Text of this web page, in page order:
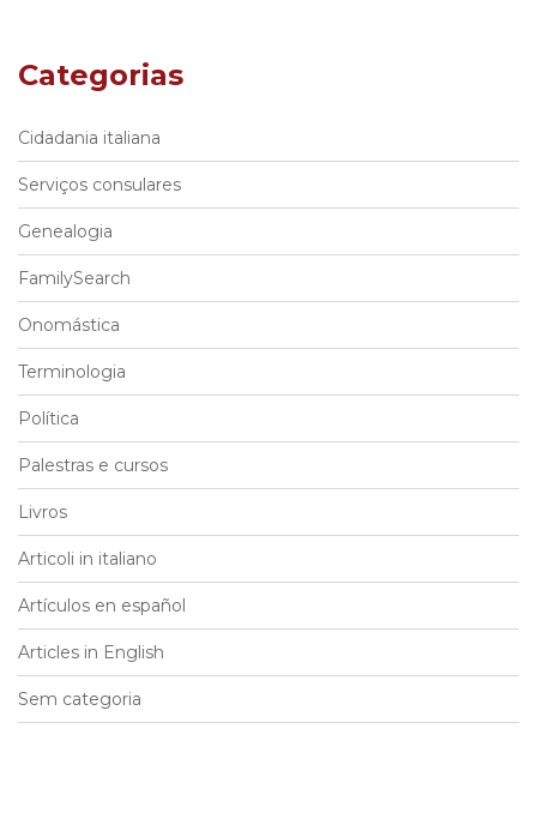
Categorias
Cidadania italiana
Serviços consulares
Genealogia
FamilySearch
Onomástica
Terminologia
Política
Palestras e cursos
Livros
Articoli in italiano
Artículos en español
Articles in English
Sem categoria